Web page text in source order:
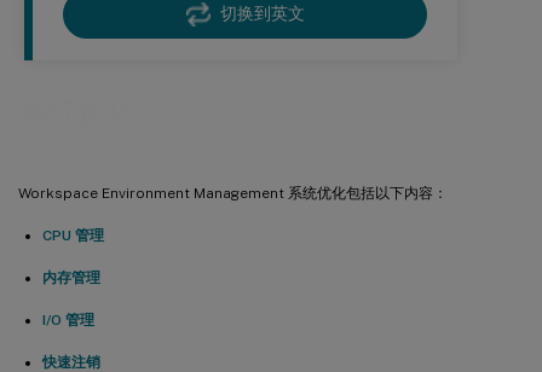
切换到英文
Workspace Environment Management 系统优化包括以下内容：
CPU 管理
内存管理
I/O 管理
快速注销